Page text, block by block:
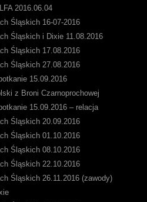
2016.06.04
Śląskich 16-07-2016
Śląskich i Dixie 11.08.2016
Śląskich 17.08.2016
Śląskich 27.08.2016
15.09.2016
z Broni Czarnoprochowej
15.09.2016 – relacja
Śląskich 20.09.2016
Śląskich 01.10.2016
Śląskich 08.10.2016
Śląskich 22.10.2016
Śląskich 26.11.2016 (zawody)